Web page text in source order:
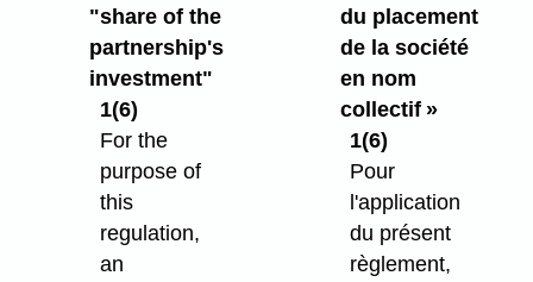
"share of the
partnership's
investment"
1(6)
For the
purpose of
this
regulation,
an
du placement
de la société
en nom
collectif »
1(6)
Pour
l'application
du présent
règlement,